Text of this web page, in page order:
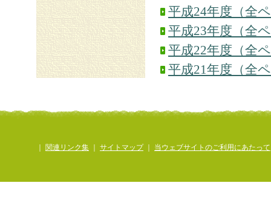
平成24年度（全
平成23年度（全
平成22年度（全
平成21年度（全
関連リンク集 サイトマップ｜ 当ウェブサイトのご利用にあたって